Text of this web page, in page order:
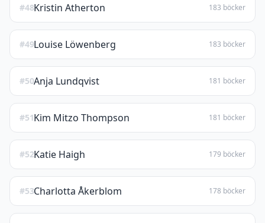
#48Kristin Atherton 183 böcker
#49Louise Löwenberg 183 böcker
#50Anja Lundqvist 181 böcker
#51Kim Mitzo Thompson 181 böcker
#52Katie Haigh 179 böcker
#53Charlotta Åkerblom 178 böcker